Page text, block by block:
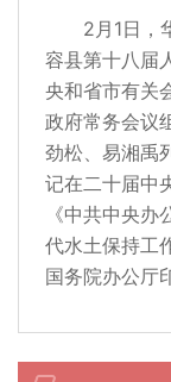
2月1日，
容县第十八届
央和省市有关
政府常务会议
劲松、易湘禹
记在二十届中
《中共中央
代水土保持工
国务院办公厅